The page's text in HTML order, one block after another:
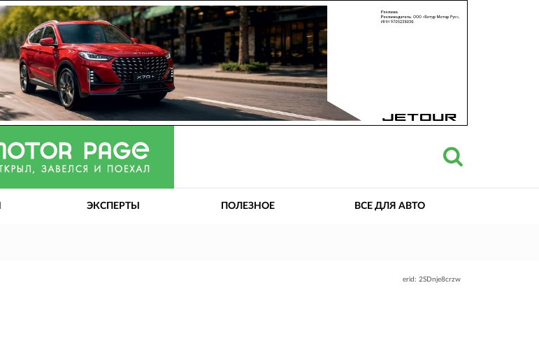
ЭКСПЕРТЫ ПОЛЕЗНОЕ ВСЕ ДЛЯ АВТО
erid: 2SDnje8crzw